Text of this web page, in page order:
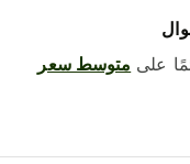
علىمتوسط ​​سعر